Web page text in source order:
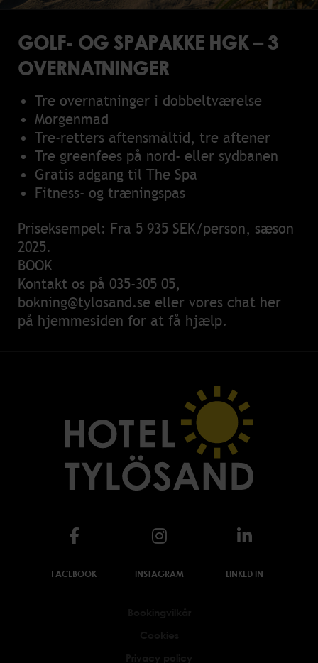
GOLF- OG SPAPAKKE HGK – 3
OVERNATNINGER
Tre overnatninger i dobbeltværelse
Morgenmad
Tre-retters aftensmåltid, tre aftener
Tre greenfees på nord- eller sydbanen
Gratis adgang til The Spa
Fitness- og træningspas
Priseksempel: Fra 5 935 SEK/person, sæson
2025.
BOOK
Kontakt os på 035-305 05,
bokning@tylosand.se eller vores chat her
på hjemmesiden for at få hjælp.
FACEBOOK INSTAGRAM LINKED IN